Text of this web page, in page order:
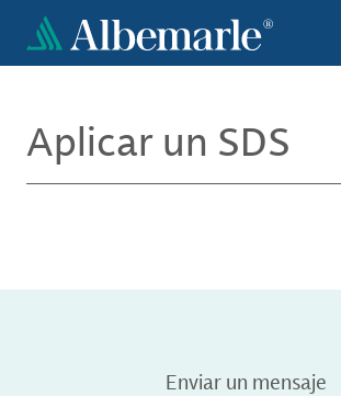
Pasar
contenido
Aplicar un SDS
Enviar un mensaje